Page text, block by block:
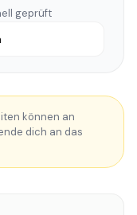
geprüft
können an
dich an das